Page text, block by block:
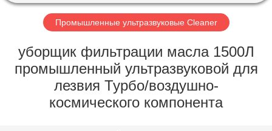
НАС
ПУТЕШЕСТВИЕ
ФАБРИКИ
Промышленные ультразвуковые Cleaner
уборщик фильтрации масла 1500Л
промышленный ультразвуковой для
лезвия Турбо/воздушно-
космического компонента